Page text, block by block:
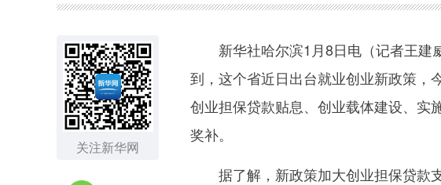
关注新华网
新华社哈尔滨1月8日电（记者王建
到，这个省近日出台就业创业新政策，
创业担保贷款贴息、创业载体建设、实
奖补。
据了解，新政策加大创业担保贷款